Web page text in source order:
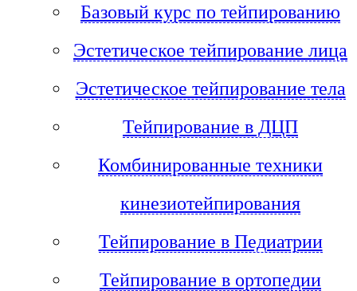
Базовый курс по тейпированию
Эстетическое тейпирование лица
Эстетическое тейпирование тела
Тейпирование в ДЦП
Комбинированные техники
кинезиотейпирования
Тейпирование в Педиатрии
Тейпирование в ортопедии